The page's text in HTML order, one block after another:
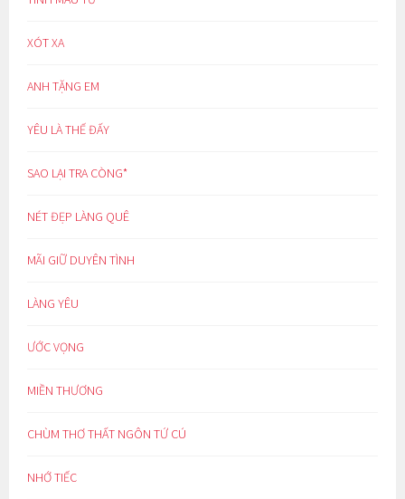
XÓT XA
ANH TẶNG EM
YÊU LÀ THẾ ĐẤY
SAO LẠI TRA CÒNG*
NÉT ĐẸP LÀNG QUÊ
MÃI GIỮ DUYÊN TÌNH
LÀNG YÊU
ƯỚC VỌNG
MIỀN THƯƠNG
CHÙM THƠ THẤT NGÔN TỨ CÚ
NHỚ TIẾC